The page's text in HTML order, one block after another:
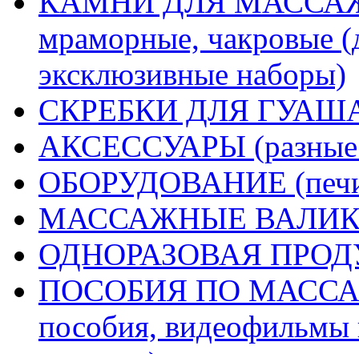
мраморные, чакровые
эксклюзивные наборы)
СКРЕБКИ ДЛЯ
АКСЕССУАРЫ (разные
ОБОРУДОВАНИЕ (печи
МАССАЖНЫЕ
ОДНОРАЗОВАЯ
ПОСОБИЯ ПО
пособия, видеофильмы